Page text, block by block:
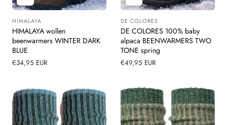
Leverancier:
HIMALAYA
HIMALAYA wollen
beenwarmers WINTER DARK
BLUE
Normale
€34,95 EUR
Leverancier:
DE COLORES
DE COLORES 100% baby
alpaca BEENWARMERS TWO
TONE spring
Normale
€49,95 EUR